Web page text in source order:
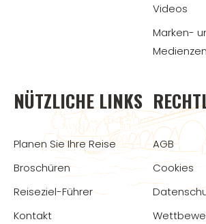
Videos
Marken-
NÜTZLICHE LINKS
Planen Sie Ihre Reise
Broschüren
Reiseziel-Führer
Kontakt
AGB
Cookies